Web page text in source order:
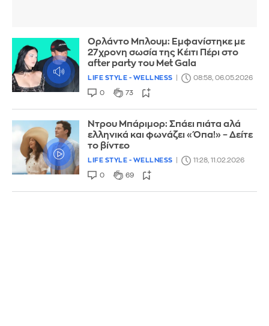
Ορλάντο Μπλουμ: Εμφανίστηκε με
27χρονη σωσία της Κέιτι Πέρι στο
after party του Met Gala
LIFE STYLE - WELLNESS 08:58, 06.05.2026
0 73
Ντρου Μπάριμορ: Σπάει πιάτα αλά
ελληνικά και φωνάζει «Όπα!» – Δείτε
το βίντεο
LIFE STYLE - WELLNESS 11:28, 11.02.2026
0 69